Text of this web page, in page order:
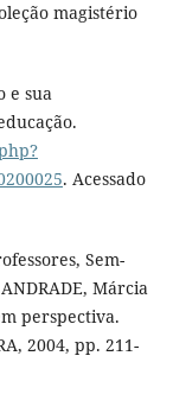
magistério
e sua
. Acessado
Sem-
Márcia
perspectiva.
2004, pp. 211-